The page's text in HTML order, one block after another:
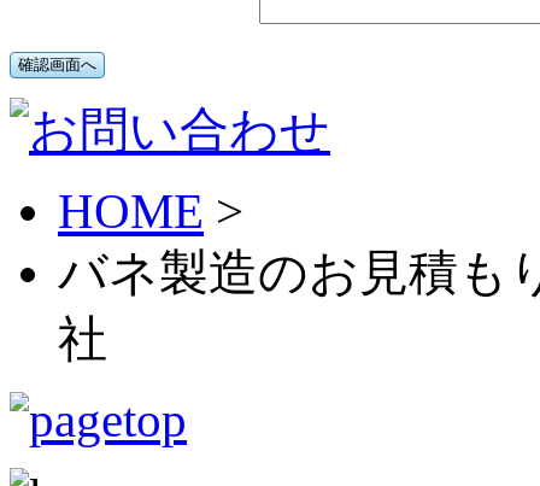
HOME >
バネ製造のお見積も
社